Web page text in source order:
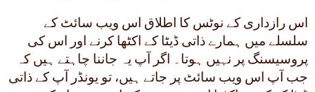
اس رازداری کے نوٹس کا اطلاق اس ویب سائٹ کے
سلسلے میں ہمارے ذاتی ڈیٹا کے اکٹھا کرنے اور اس کی
پروسیسنگ پر نہیں ہوتا۔ اگر آپ یہ جاننا چاہتے ہیں کہ
جب آپ اس ویب سائٹ پر جاتے ہیں، تو یونڈر آپ کے ذاتی